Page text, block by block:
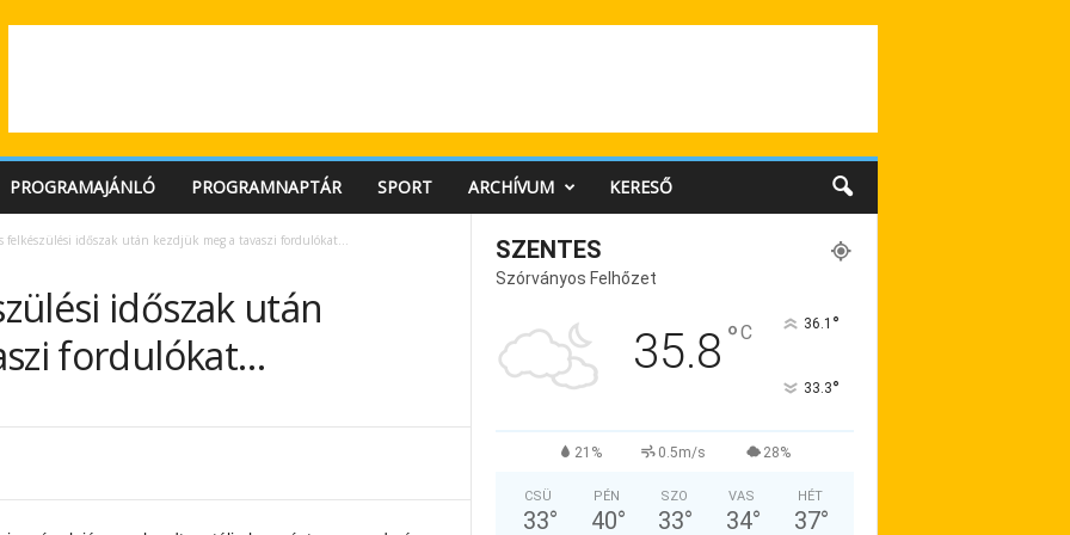
PROGRAMAJÁNLÓ PROGRAMNAPTÁR SPORT ARCHÍVUM KERESŐ
felkészülési időszak után kezdjük meg a tavaszi fordulókat…
időszak után
fordulókat…
SZENTES
Szórványos Felhőzet
35.8 °C 36.1 °
33.3°
21% 0.5m/s 28%
CSÜ
33°
PÉN
40°
SZO
33°
VAS
34°
HÉT
37°